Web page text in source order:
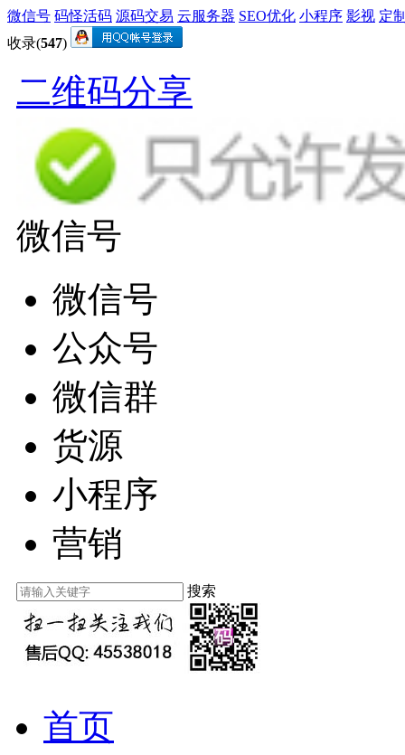
微信号 码怪活码 源码交易 云服务器 SEO优化 小程序 影视 定
收录(547)
二维码分享
微信号
微信号
公众号
微信群
货源
小程序
营销
搜索
首页